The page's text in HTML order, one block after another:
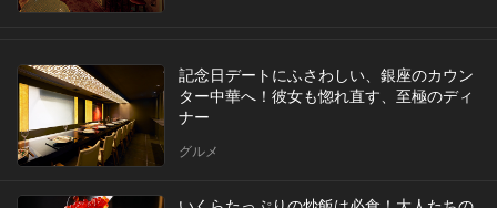
記念日デートにふさわしい、銀座のカウン
ター中華へ！彼女も惚れ直す、至極のディ
ナー
グルメ